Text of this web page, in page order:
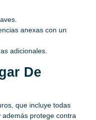
anexas con un
adicionales.
De
que incluye todas
protege contra